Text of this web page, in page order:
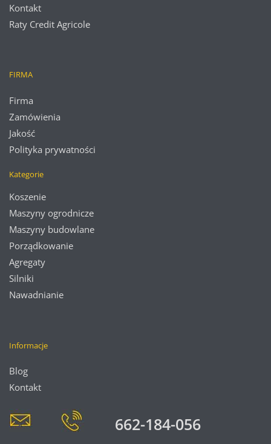
Kontakt
Raty Credit Agricole
FIRMA
Firma
Zamówienia
Jakość
Polityka prywatności
Kategorie
Koszenie
Maszyny ogrodnicze
Maszyny budowlane
Porządkowanie
Agregaty
Silniki
Nawadnianie
Informacje
Blog
Kontakt
662-184-056